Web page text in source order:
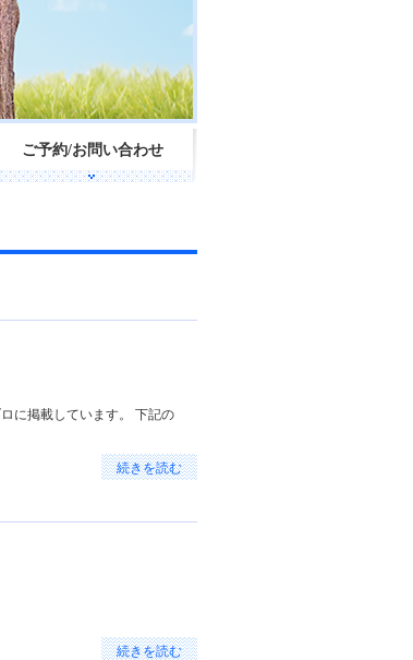
ご予約/お問い合わせ
に掲載しています。 下記の
続きを読む
続きを読む